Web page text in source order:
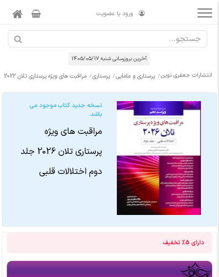
ورود یا عضویت
آخرین بروزرسانی شنبه 1405/05/17
انتشارات جعفری نوین پرستاری و مامایی پرستاری مراقبت های ویژه پرستاری تلان 2022 جلد دوم (اختلالات قلبی)
نسخه جدید کتاب موجود می
باشد.
مراقبت های ویژه
پرستاری تلان 2026 جلد
دوم اختلالات قلبی
دارای 5% تخفیف